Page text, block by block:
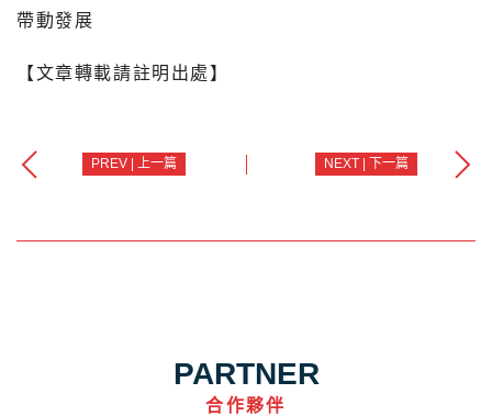
帶動發展
【文章轉載請註明出處】
PREV | 上一篇 NEXT | 下一篇
PARTNER
合作夥伴